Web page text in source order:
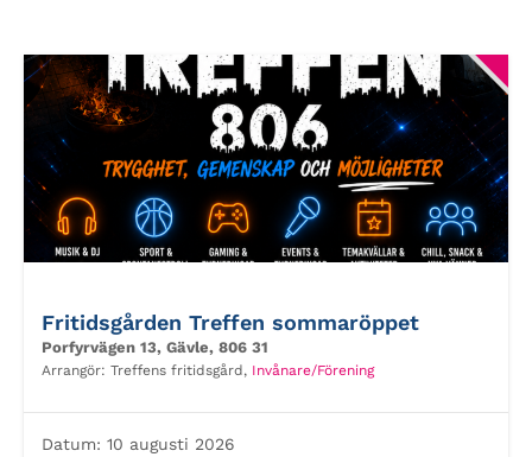
Fritidsgården Treffen sommaröppet
Porfyrvägen 13, Gävle, 806 31
Arrangör: Treffens fritidsgård, Invånare/Förening
Datum: 10 augusti 2026